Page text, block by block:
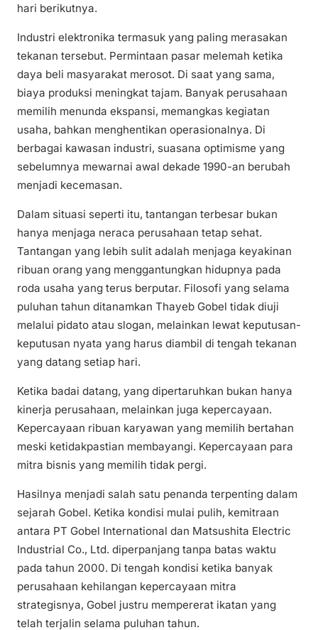
hari berikutnya.
Industri elektronika termasuk yang paling merasakan
tekanan tersebut. Permintaan pasar melemah ketika
daya beli masyarakat merosot. Di saat yang sama,
biaya produksi meningkat tajam. Banyak perusahaan
memilih menunda ekspansi, memangkas kegiatan
usaha, bahkan menghentikan operasionalnya. Di
berbagai kawasan industri, suasana optimisme yang
sebelumnya mewarnai awal dekade 1990-an berubah
menjadi kecemasan.
Dalam situasi seperti itu, tantangan terbesar bukan
hanya menjaga neraca perusahaan tetap sehat.
Tantangan yang lebih sulit adalah menjaga keyakinan
ribuan orang yang menggantungkan hidupnya pada
roda usaha yang terus berputar. Filosofi yang selama
puluhan tahun ditanamkan Thayeb Gobel tidak diuji
melalui pidato atau slogan, melainkan lewat keputusan-
keputusan nyata yang harus diambil di tengah tekanan
yang datang setiap hari.
Ketika badai datang, yang dipertaruhkan bukan hanya
kinerja perusahaan, melainkan juga kepercayaan.
Kepercayaan ribuan karyawan yang memilih bertahan
meski ketidakpastian membayangi. Kepercayaan para
mitra bisnis yang memilih tidak pergi.
Hasilnya menjadi salah satu penanda terpenting dalam
sejarah Gobel. Ketika kondisi mulai pulih, kemitraan
antara PT Gobel International dan Matsushita Electric
Industrial Co., Ltd. diperpanjang tanpa batas waktu
pada tahun 2000. Di tengah kondisi ketika banyak
perusahaan kehilangan kepercayaan mitra
strategisnya, Gobel justru mempererat ikatan yang
telah terjalin selama puluhan tahun.